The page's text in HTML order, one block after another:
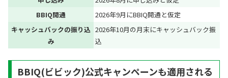
BBIQ開通
2026年9月にBBIQ開通と仮定
キャッシュバックの振り込
み
2026年10月の月末にキャッシュバック振
込
BBIQ(ビビック)公式キャンペーンも適用される